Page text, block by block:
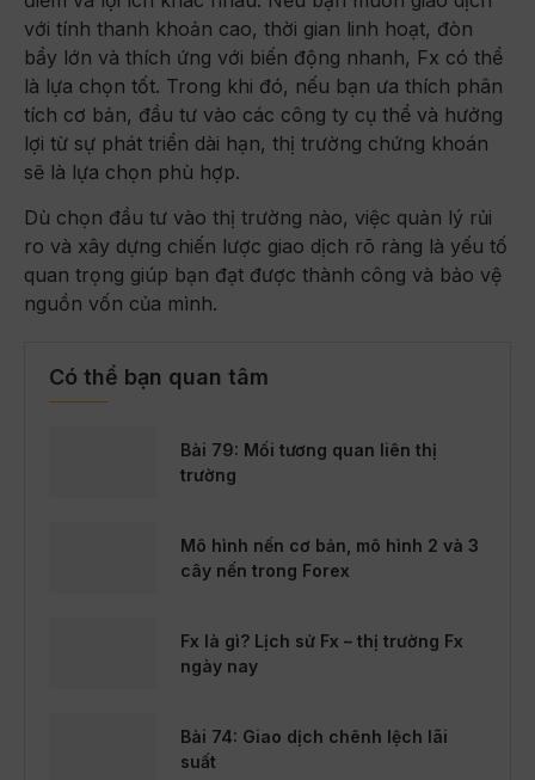
với tính thanh khoản cao, thời gian linh hoạt, đòn
bẩy lớn và thích ứng với biến động nhanh, Fx có thể
là lựa chọn tốt. Trong khi đó, nếu bạn ưa thích phân
tích cơ bản, đầu tư vào các công ty cụ thể và hưởng
lợi từ sự phát triển dài hạn, thị trường chứng khoán
sẽ là lựa chọn phù hợp.
Dù chọn đầu tư vào thị trường nào, việc quản lý rủi
ro và xây dựng chiến lược giao dịch rõ ràng là yếu tố
quan trọng giúp bạn đạt được thành công và bảo vệ
nguồn vốn của mình.
Có thể bạn quan tâm
Bài 79: Mối tương quan liên thị
trường
Mô hình nến cơ bản, mô hình 2 và 3
cây nến trong Forex
Fx là gì? Lịch sử Fx – thị trường Fx
ngày nay
Bài 74: Giao dịch chênh lệch lãi
suất